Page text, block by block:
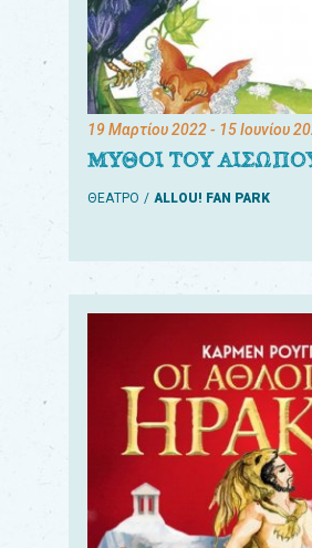
19 Μαρτίου 2022- 15 Ιουνίου
ΜΥΘΟΙ ΤΟΥ
ΘΕΑΤΡΟ ALLOU! FAN PARK